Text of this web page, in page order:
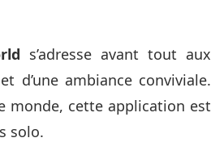
s’adresse avant tout aux
d’une ambiance conviviale.
monde, cette application est
solo.